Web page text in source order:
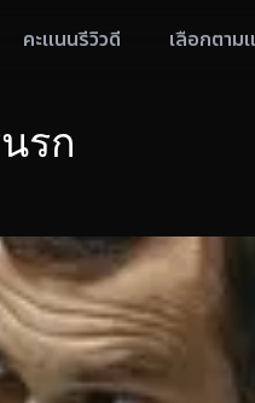
คะแนนรีวิวดี เลือกตาม
รก